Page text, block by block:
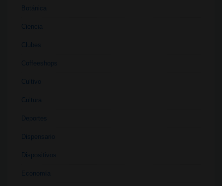
Botánica
Ciencia
Clubes
Coffeeshops
Cultivo
Cultura
Deportes
Dispensario
Dispositivos
Economía